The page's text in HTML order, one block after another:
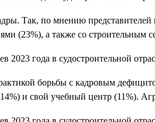
Так, по мнению представителей
(23%), а также со строительным
борьбы с кадровым
и свой учебный центр (11%).